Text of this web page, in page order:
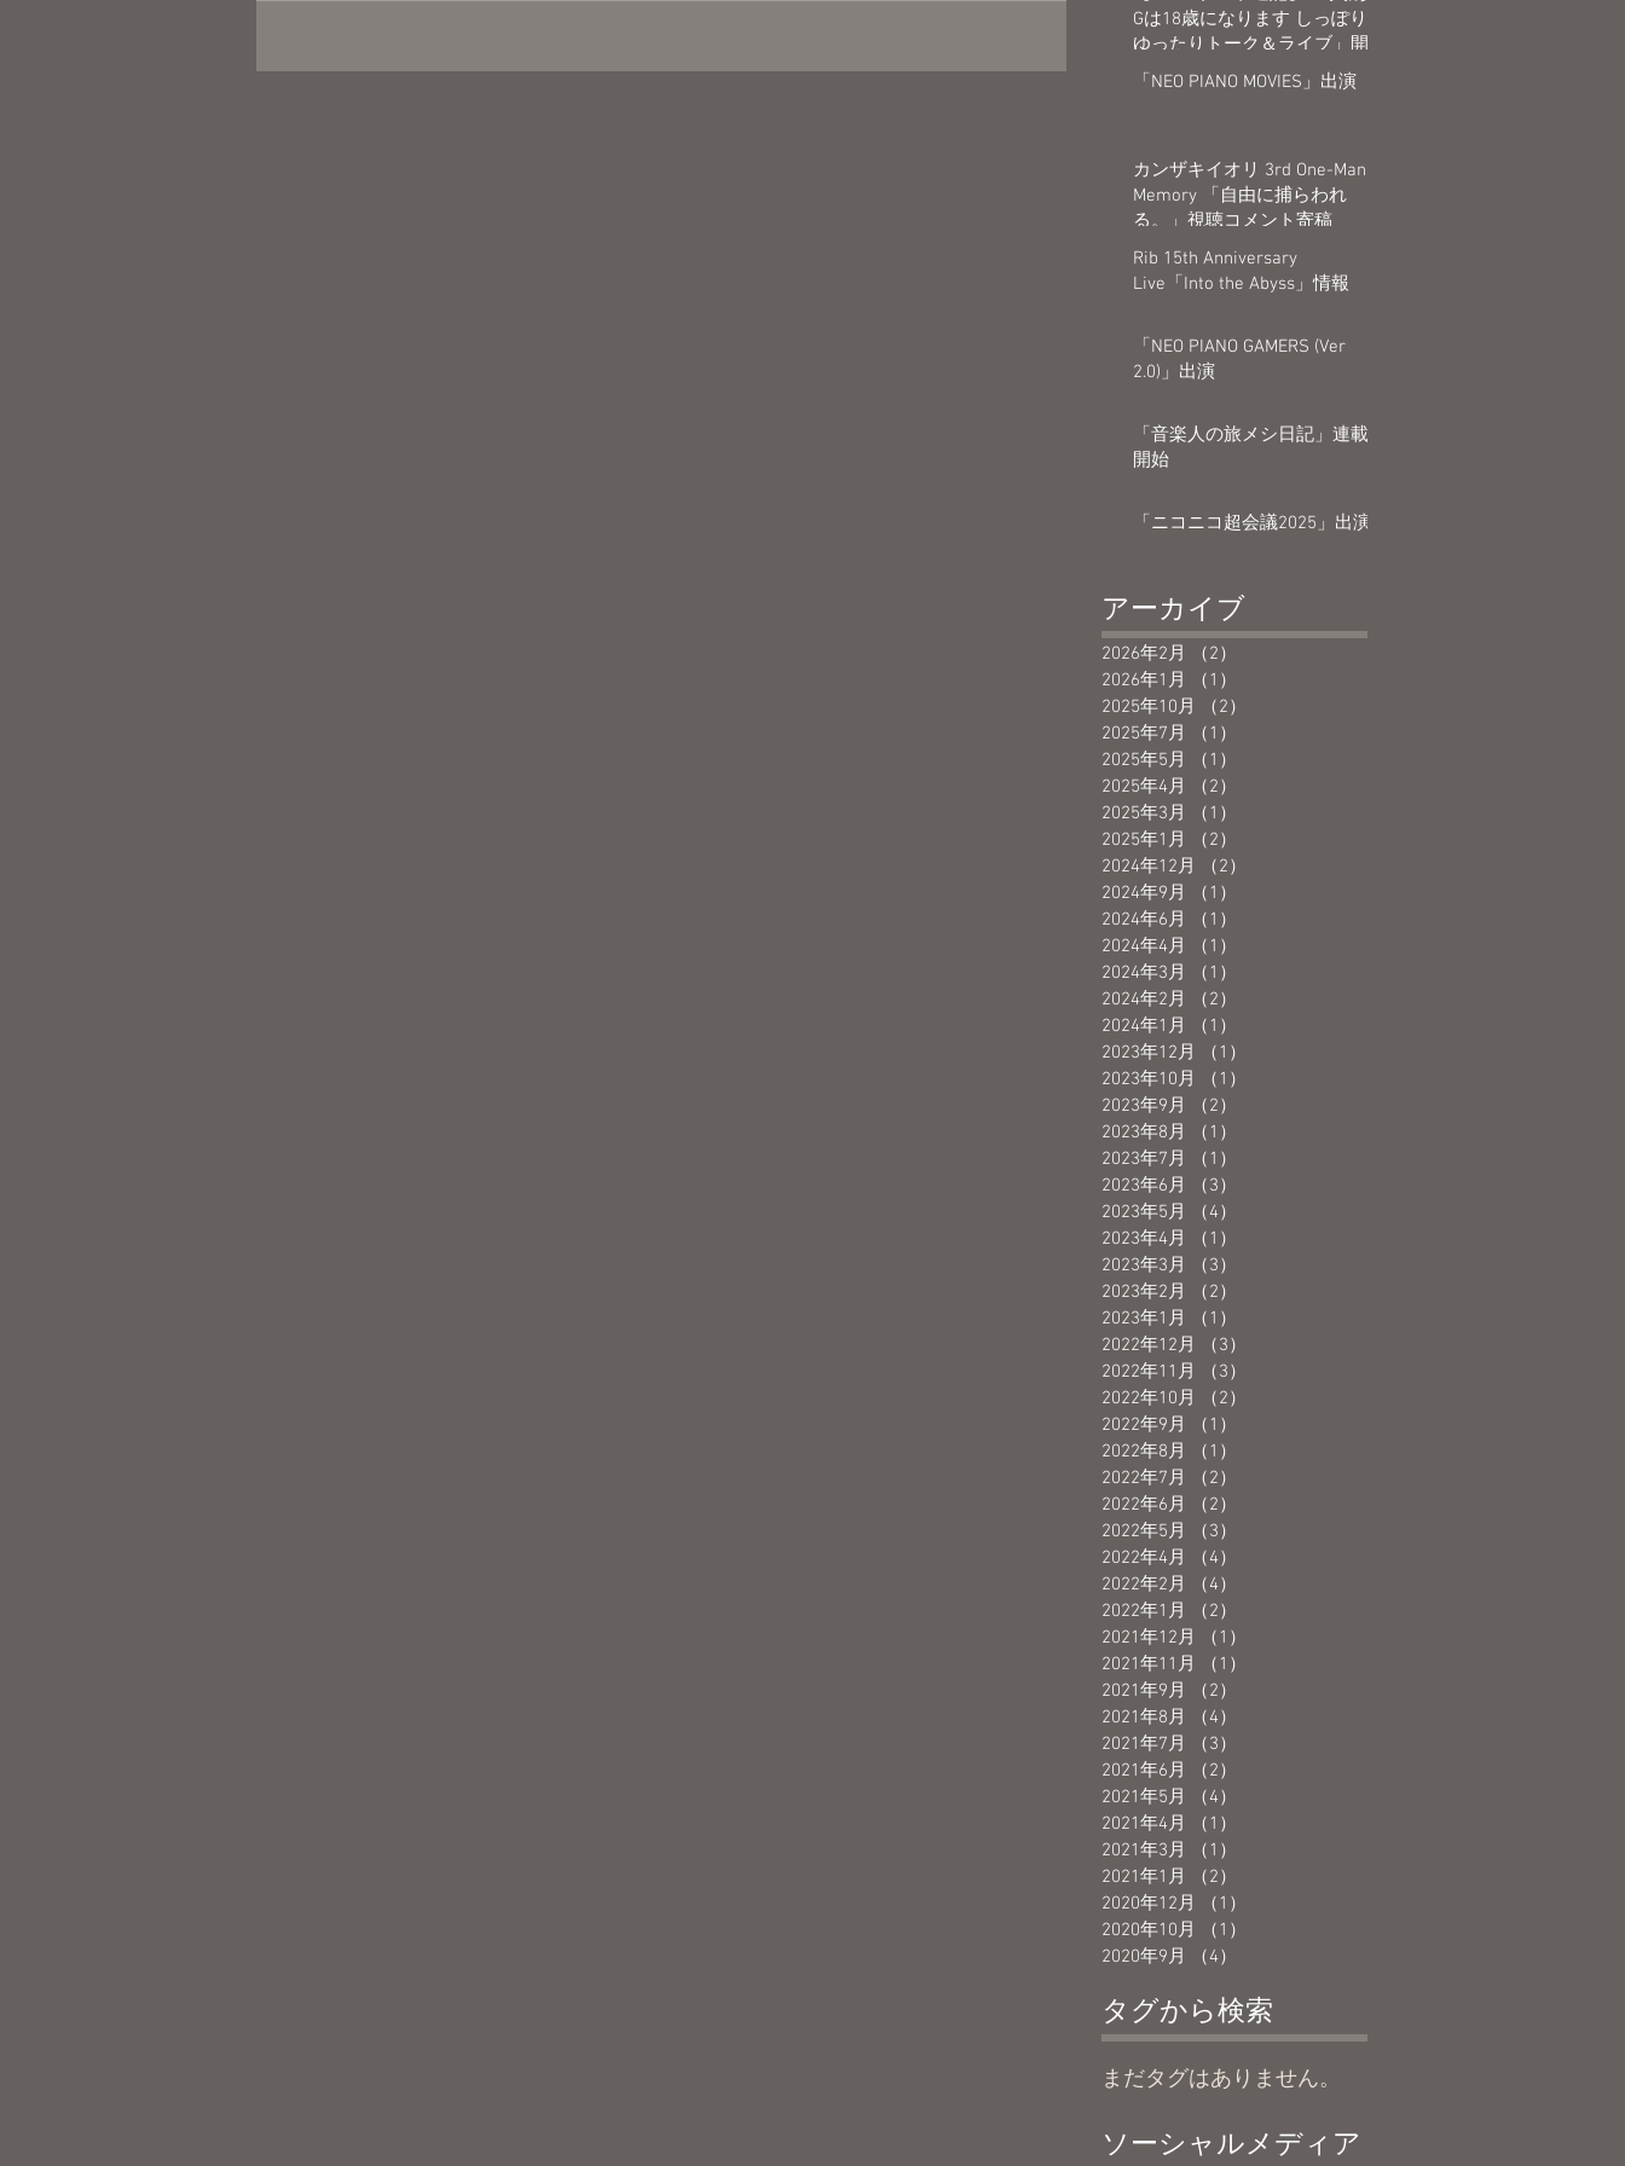
Gは18歳になります しっぽり
ゆったりトーク＆ライブ」開
催決定
「NEO PIANO MOVIES」出演
カンザキイオリ 3rd One-Man
Memory 「自由に捕らわれ
る。」視聴コメント寄稿
Rib 15th Anniversary
Live「Into the Abyss」情報
「NEO PIANO GAMERS (Ver
2.0)」出演
「音楽人の旅メシ日記」連載
開始
「ニコニコ超会議2025」出演
アーカイブ
2026年2月 （2）
2026年1月
（1）
2025年10月
（2）
2025年7月
（1）
2025年5月
（1）
2025年4月
（2）
2025年3月
（1）
2025年1月
（2）
2024年12月
（2）
2024年9月
（1）
2024年6月
（1）
2024年4月
（1）
2024年3月
（1）
2024年2月
（2）
2024年1月
（1）
2023年12月
（1）
2023年10月
（1）
2023年9月
（2）
2023年8月
（1）
2023年7月
（1）
2023年6月
（3）
2023年5月
（4）
2023年4月
（1）
2023年3月
（3）
2023年2月
（2）
2023年1月
（1）
2022年12月
（3）
2022年11月
（3）
2022年10月
（2）
2022年9月
（1）
2022年8月
（1）
2022年7月
（2）
2022年6月
（2）
2022年5月
（3）
2022年4月
（4）
2022年2月
（4）
2022年1月
（2）
2021年12月
（1）
2021年11月
（1）
2021年9月
（2）
2021年8月
（4）
2021年7月
（3）
2021年6月
（2）
2021年5月
（4）
2021年4月
（1）
2021年3月
（1）
2021年1月
（2）
2020年12月
（1）
2020年10月
（1）
2020年9月
（4）
タグから検索
まだタグはありません。
ソーシャルメディア